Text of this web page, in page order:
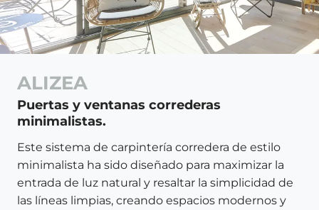
ALIZEA
Puertas y ventanas correderas
minimalistas.
Este sistema de carpintería corredera de estilo
minimalista ha sido diseñado para maximizar la
entrada de luz natural y resaltar la simplicidad de
las líneas limpias, creando espacios modernos y